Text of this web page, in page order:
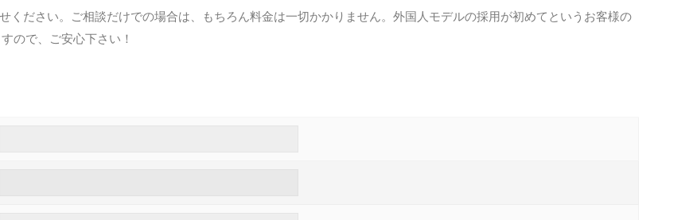
ください。ご相談だけでの場合は、もちろん料金は一切かかりません。外国人モデルの採用が初めてというお客様の
ので、ご安心下さい！